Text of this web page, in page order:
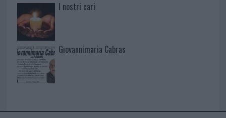
I nostri cari
Giovannimaria Cabras